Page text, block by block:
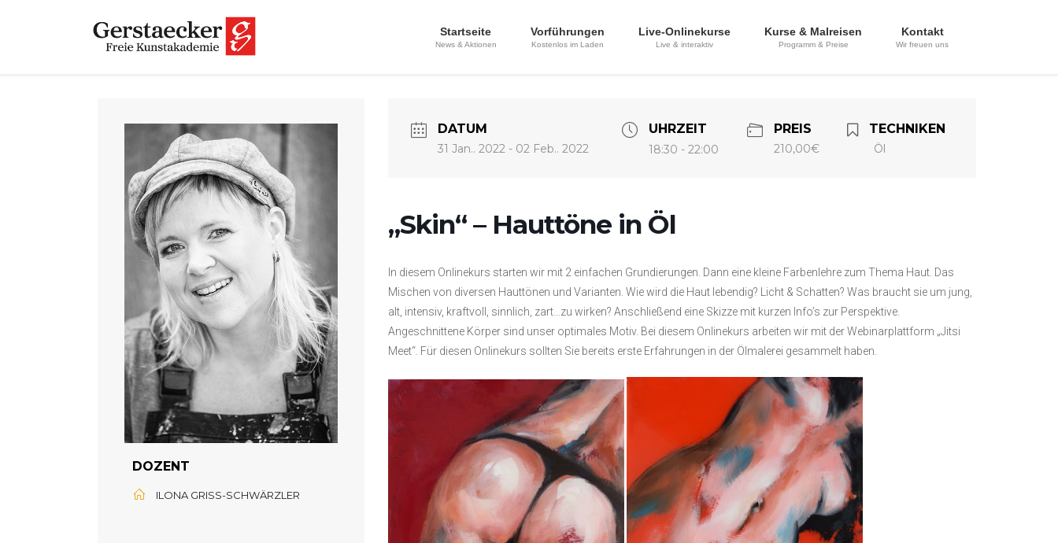
Startseite
News & Aktionen
Vorführungen
Kostenlos im Laden
Live-Onlinekurse
Live & interaktiv
Kurse & Malreisen
Programm & Preise
Kontakt
Wir freuen uns
DOZENT
ILONA GRISS-SCHWÄRZLER
DATUM
31 Jan.. 2022- 02 Feb.. 2022
UHRZEIT
18:30 - 22:00
PREIS
210,00€
TECHNIKEN
Öl
„Skin“ – Hauttöne in Öl
In diesem Onlinekurs starten wir mit 2 einfachen Grundierungen. Dann eine kleine Farbenlehre zum Thema Haut. Das
Mischen von diversen Hauttönen und Varianten. Wie wird die Haut lebendig? Licht & Schatten? Was braucht sie um jung,
alt, intensiv, kraftvoll, sinnlich, zart…zu wirken? Anschließend eine Skizze mit kurzen Info’s zur Perspektive.
Angeschnittene Körper sind unser optimales Motiv. Bei diesem Onlinekurs arbeiten wir mit der Webinarplattform „Jitsi
Meet“. Für diesen Onlinekurs sollten Sie bereits erste Erfahrungen in der Ölmalerei gesammelt haben.